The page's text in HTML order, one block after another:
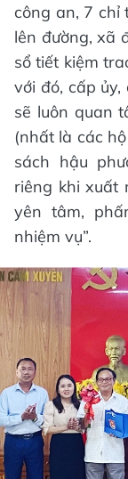
công an, 7 chỉ
lên đường, xã
sổ tiết kiệm
với đó, cấp
sẽ luôn quan
(nhất là các
sách hậu
riêng khi xuất
yên tâm,
nhiệm vụ”.